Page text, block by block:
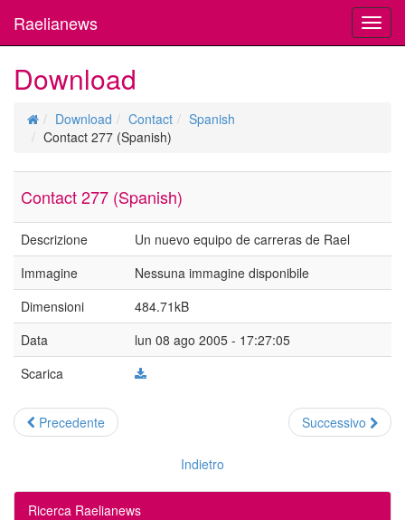
Raelianews
Download
Download Contact
Spanish
Contact 277 (Spanish)
Contact 277 (Spanish)
Descrizione
Un nuevo equipo de carreras de Rael
Immagine
Nessuna immagine disponibile
Dimensioni
484.71kB
Data
lun 08 ago 2005 - 17:27:05
Scarica
Precedente Successivo
Indietro
Ricerca Raelianews